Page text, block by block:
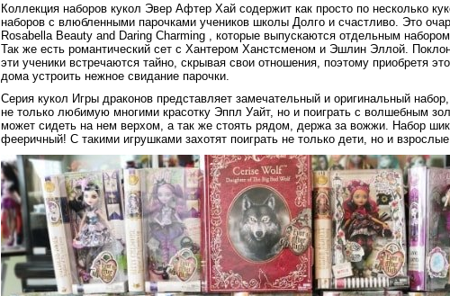
Коллекция наборов кукол Эвер Афтер Хай содержит как просто по несколько
наборов с влюбленными парочками учеников школы Долго и счастливо. Это
Rosabella Beauty and Daring Charming , которые выпускаются отдельным
Так же есть романтический сет с Хантером Ханстсменом и Эшлин Эллой.
эти ученики встречаются тайно, скрывая свои отношения, поэтому приобретя
дома устроить нежное свидание парочки.
Серия кукол Игры драконов представляет замечательный и оригинальный
не только любимую многими красотку Эппл Уайт, но и поиграть с волшебным
может сидеть на нем верхом, а так же стоять рядом, держа за вожжи. Набор
фееричный! С такими игрушками захотят поиграть не только дети, но и взрослые.